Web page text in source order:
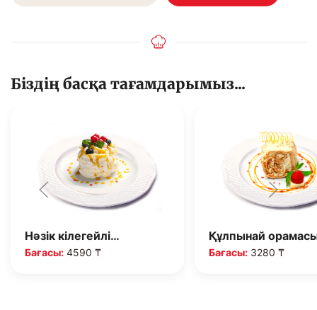
Біздің басқа тағамдарымыз...
Нәзік кілегейлі…
Бағасы: 4590 ₸
Құлпынай
Бағасы:3280 ₸